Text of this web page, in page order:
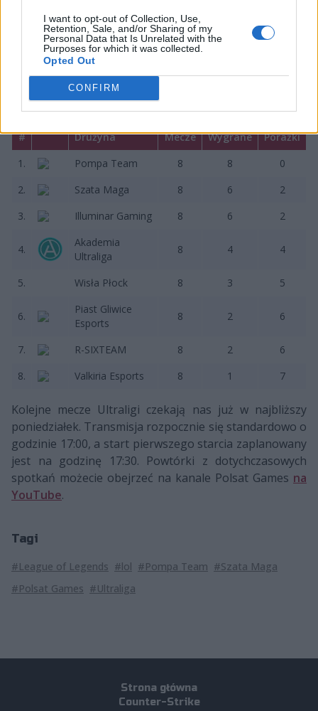
I want to opt-out of Collection, Use,
Retention, Sale, and/or Sharing of my
Personal Data that Is Unrelated with the
Purposes for which it was collected.
Opted Out
CONFIRM
Akademia 1:0
R-SIXTEAM
Illuminar
Tabela po trzeciej kolejce zmagań:
# Drużyna Mecze Wygrane
Porażki
1.
Pompa Team 8 8
0
2.
Szata Maga 8 6
2
3.
Illuminar Gaming 8 6 2
4.
Akademia
Ultraliga
8 4 4
5. Wisła Płock 8 3 5
6.
Piast Gliwice
Esports
8 2 6
7. R-SIXTEAM 8 2
6
8.
Valkiria Esports 8 1 7
Kolejne mecze Ultraligi czekają nas już w najbliższy
poniedziałek. Transmisja rozpocznie się standardowo o
godzinie 17:00, a start pierwszego starcia zaplanowany
jest na godzinę 17:30. Powtórki z dotychczasowych
spotkań możecie obejrzeć na kanale Polsat Games na
YouTube.
Tagi
#League of Legends #lol #Pompa Team #Szata Maga
#Polsat Games #Ultraliga
Strona główna
Counter-Strike